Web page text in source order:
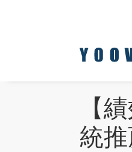
【
統